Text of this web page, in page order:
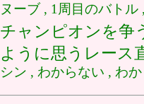
ヌーブ , 1周目のバト
チャンピオンを争
ように思うレース
シン , わからない , わ